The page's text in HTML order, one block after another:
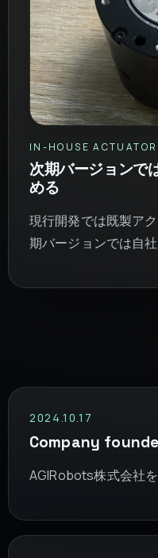
IN-HOUSE ACTUATOR
次期バージョンで
める
現行開発では既製ア
期バージョンでは自
2024.10.17
Company
AGIRobots株式会社